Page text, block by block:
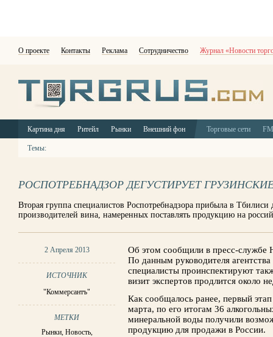
О проекте Контакты Реклама Сотрудничество Журнал «Новости
Картина дня Ритейл Рынки Внешний фон Торговые сети
Темы:
РОСПОТРЕБНАДЗОР ДЕГУСТИРУЕТ
Вторая группа специалистов Роспотребнадзора прибыла в
производителей вина, намеренных поставлять продукцию на
2 Апреля 2013
ИСТОЧНИК
"Коммерсантъ"
МЕТКИ
Рынки, Новость,
Об этом сообщили в пресс-службе
По данным руководителя
специалисты проинспектируют
визит экспертов продлится около
Как сообщалось ранее, первый
марта, по его итогам 36
минеральной воды получили
продукцию для продажи в России.